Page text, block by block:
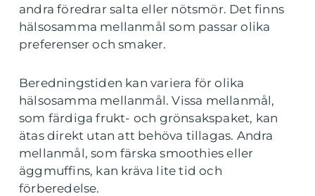
andra föredrar salta eller nötsmör. Det finns
hälsosamma mellanmål som passar olika
preferenser och smaker.
Beredningstiden kan variera för olika
hälsosamma mellanmål. Vissa mellanmål,
som färdiga frukt- och grönsakspaket, kan
ätas direkt utan att behöva tillagas. Andra
mellanmål, som färska smoothies eller
äggmuffins, kan kräva lite tid och
förberedelse.